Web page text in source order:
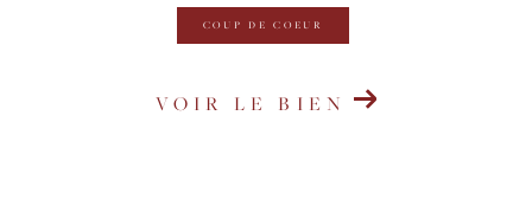
COUP DE COEUR
VOIR LE BIEN